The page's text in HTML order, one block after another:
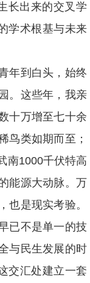
长出来的交叉学
学术根基与未来
年到白头，始终
。这些年，我亲
十万增至七十余
鸟类如期而至；
南1000千伏特高
能源大动脉。万
也是现实考验。
已不是单一的技
与民生发展的时
交汇处建立一套